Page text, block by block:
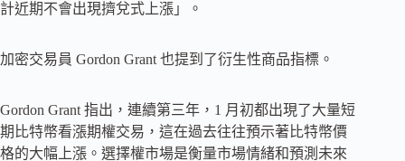
計近期不會出現擠兌式上漲」。
加密交易員 Gordon Grant 也提到了衍生性商品指標。
Gordon Grant 指出，連續第三年，1 月初都出現了大量短
期比特幣看漲期權交易，這在過去往往預示著比特幣價
格的大幅上漲。選擇權市場是衡量市場情緒和預測未來